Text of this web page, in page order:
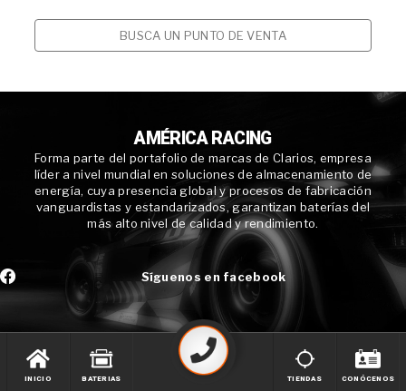
BUSCA UN PUNTO DE VENTA
AMÉRICA RACING
Forma parte del portafolio de marcas de Clarios, empresa
líder a nivel mundial en soluciones de almacenamiento de
energía, cuya presencia global y procesos de fabricación
vanguardistas y estandarizados, garantizan baterías del
más alto nivel de calidad y rendimiento.
Síguenos en facebook
INICIO BATERIAS TIENDAS CONÓCENOS